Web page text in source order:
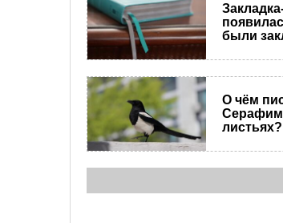
были
О чём
листьях?